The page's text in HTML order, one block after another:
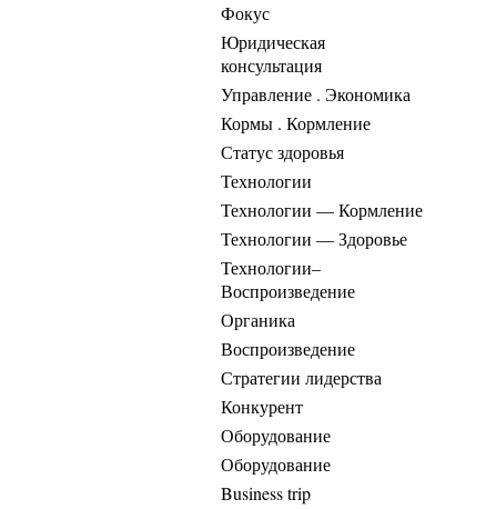
Фокус
Юридическая
консультация
Управление . Экономика
Кормы . Кормление
Статус здоровья
Технологии
Технологии — Кормление
Технологии — Здоровье
Технологии–
Воспроизведение
Органика
Воспроизведение
Стратегии лидерства
Конкурент
Оборудование
Оборудование
Business trip